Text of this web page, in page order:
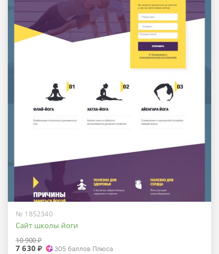
№ 1852340
Сайт школы йоги
10 900 ₽
7 630 ₽ 305 баллов Плюса